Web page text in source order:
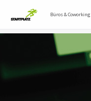
Büros & Coworking